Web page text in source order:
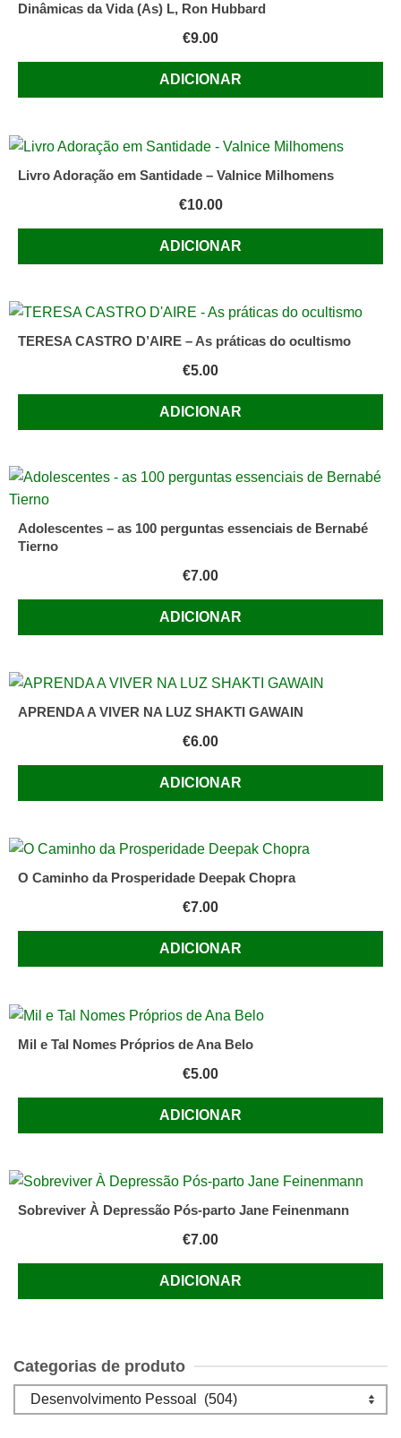
admirar
o
Lucado)
Dinâmicas da Vida (As) L, Ron Hubbard
€9.00
ADICIONAR
Livro Adoração em Santidade – Valnice Milhomens
€10.00
ADICIONAR
TERESA CASTRO D’AIRE – As práticas do ocultismo
€5.00
ADICIONAR
Adolescentes – as 100 perguntas essenciais de Bernabé
Tierno
€7.00
ADICIONAR
APRENDA A VIVER NA LUZ SHAKTI GAWAIN
€6.00
ADICIONAR
O Caminho da Prosperidade Deepak Chopra
€7.00
ADICIONAR
Mil e Tal Nomes Próprios de Ana Belo
€5.00
ADICIONAR
Sobreviver À Depressão Pós-parto Jane Feinenmann
€7.00
ADICIONAR
Categorias de produto